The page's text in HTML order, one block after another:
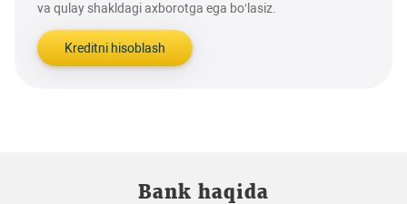
va qulay shakldagi axborotga ega bo‘lasiz.
Kreditni hisoblash
Bank haqida